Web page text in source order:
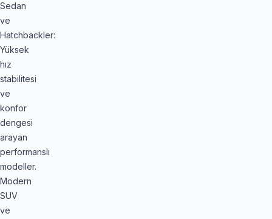
Sedan
ve
Hatchbackler:
Yüksek
hız
stabilitesi
ve
konfor
dengesi
arayan
performanslı
modeller.
Modern
SUV
ve